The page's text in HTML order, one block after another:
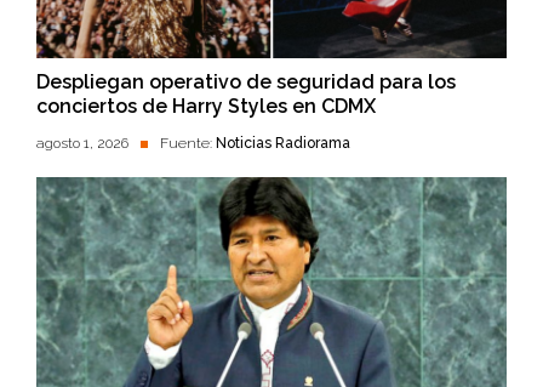
Despliegan operativo de seguridad para los
conciertos de Harry Styles en CDMX
agosto 1, 2026 Fuente: Noticias Radiorama